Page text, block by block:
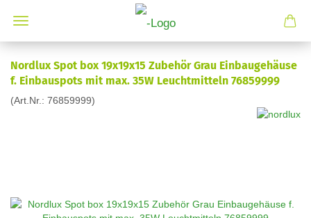
Nordlux Spot box 19x19x15 Zubehör Grau Einbaugehäuse
f. Einbauspots mit max. 35W Leuchtmitteln 76859999
(Art.Nr.: 76859999)